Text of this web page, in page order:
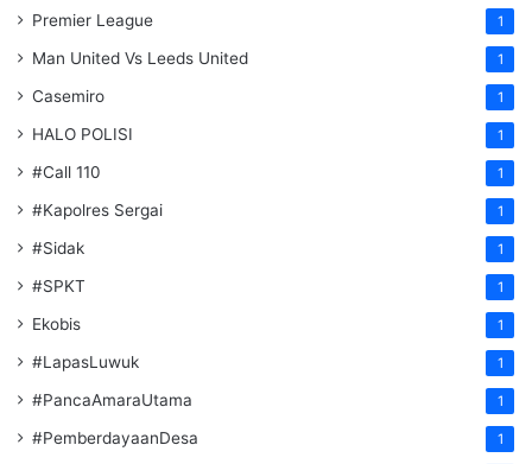
Premier League 1
Man United Vs Leeds United 1
Casemiro 1
HALO POLISI 1
#Call 110 1
#Kapolres Sergai 1
#Sidak 1
#SPKT 1
Ekobis 1
#LapasLuwuk 1
#PancaAmaraUtama 1
#PemberdayaanDesa 1